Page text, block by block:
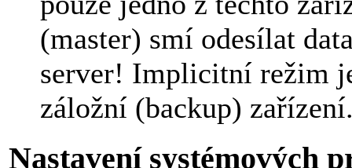
(master) smí odesílat
server! Implicitní režim
záložní (backup)
Nastavení systémových